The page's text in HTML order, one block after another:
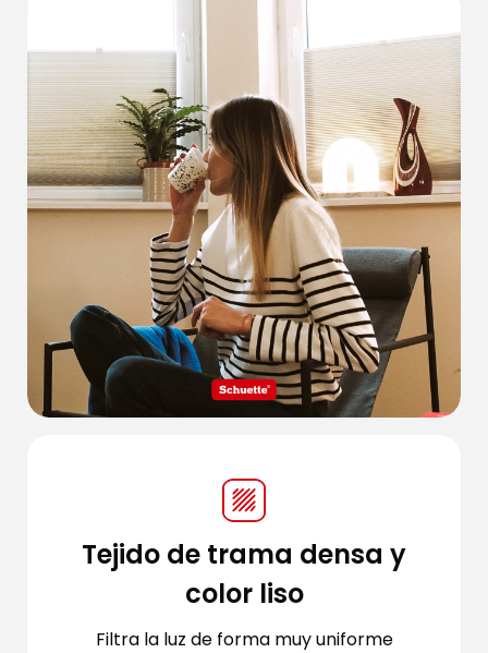
Tejido de trama densa y
color liso
Filtra la luz de forma muy uniforme